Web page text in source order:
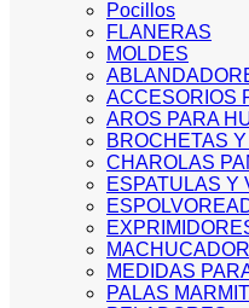
Pocillos
FLANERAS
MOLDES
ACCESORIOS
AROS PARA
BROCHETAS
CHAROLAS
ESPATULAS Y
MEDIDAS
PALAS